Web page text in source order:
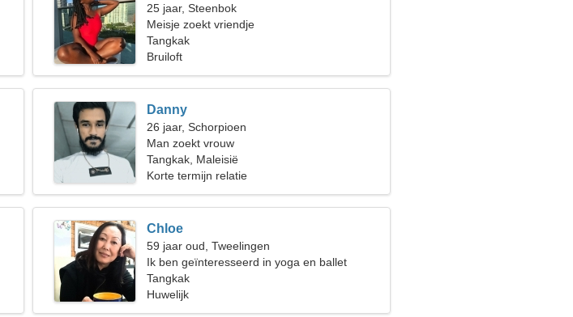
25 jaar, Steenbok
Meisje zoekt vriendje
Tangkak
Bruiloft
Danny
26 jaar, Schorpioen
Man zoekt vrouw
Tangkak, Maleisië
Korte termijn relatie
Chloe
59 jaar oud, Tweelingen
Ik ben geïnteresseerd in yoga en ballet
Tangkak
Huwelijk